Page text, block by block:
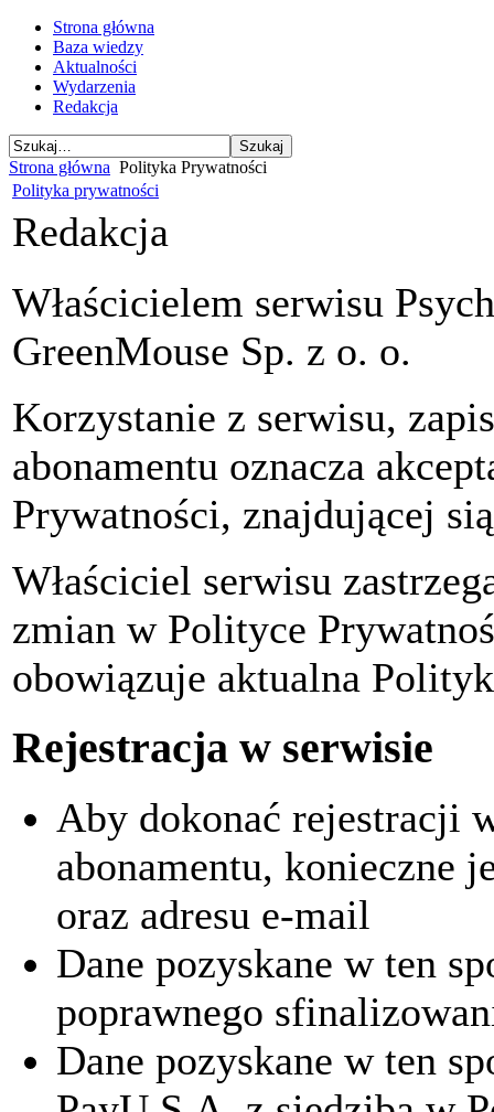
Strona główna
Baza wiedzy
Aktualności
Wydarzenia
Redakcja
Strona główna Polityka Prywatności
Polityka prywatności
Redakcja
Właścicielem serwisu
GreenMouse Sp. z o. o.
Korzystanie z serwisu,
abonamentu oznacza
Prywatności, znajdującej
Właściciel serwisu
zmian w Polityce
obowiązuje aktualna
Rejestracja w serwisie
Aby dokonać rejestracji
abonamentu, konieczne
oraz adresu e-mail
Dane pozyskane w ten
poprawnego
Dane pozyskane w ten